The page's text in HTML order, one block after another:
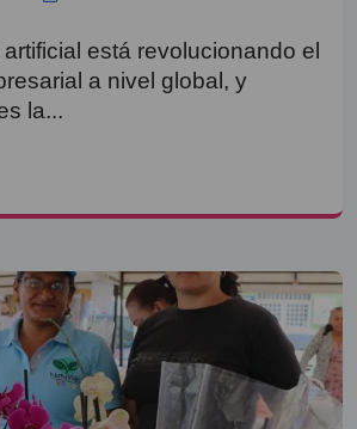
está revolucionando el
a nivel global, y
la...